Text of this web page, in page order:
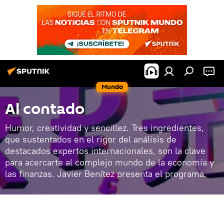
Mundo
Al contado
Humor, creatividad y sencillez. Tres ingredientes,
que sustentados en el rigor del análisis de
destacados expertos internacionales, son la clave
para acercarte al complejo mundo de la economía y
las finanzas. Javier Benítez presenta el programa.